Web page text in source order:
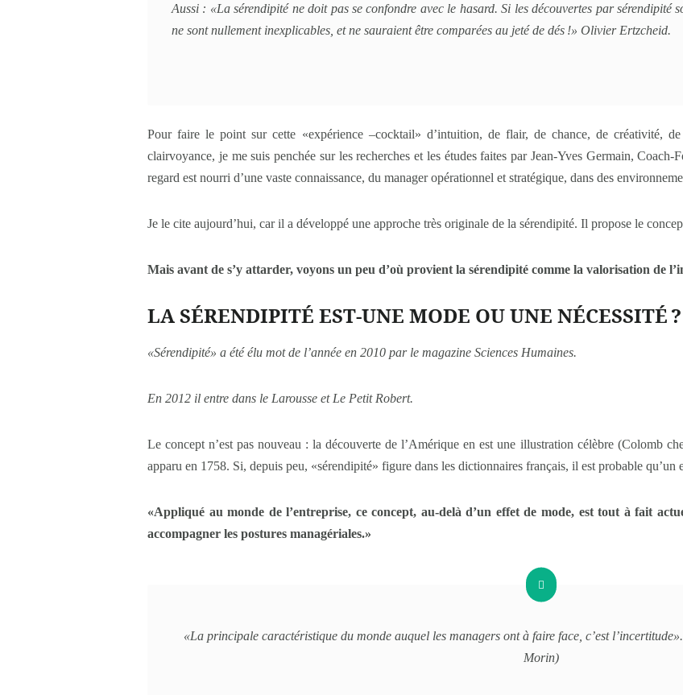
Aussi : «La sérendipité ne doit pas se confondre avec le hasard. Si les découvertes par sérendipité
ne sont nullement inexplicables, et ne sauraient être comparées au jeté de dés !» Olivier Ertzcheid.
Pour faire le point sur cette «expérience –cocktail» d’intuition, de flair, de chance, de créativité,
clairvoyance, je me suis penchée sur les recherches et les études faites par Jean-Yves Germain,
regard est nourri d’une vaste connaissance, du manager opérationnel et stratégique, dans des
Je le cite aujourd’hui, car il a développé une approche très originale de la sérendipité. Il propose le
Mais avant de s’y attarder, voyons un peu d’où provient la sérendipité comme la valorisation de
LA SÉRENDIPITÉ EST-UNE MODE OU UNE NÉCESSITÉ ?
«Sérendipité» a été élu mot de l’année en 2010 par le magazine Sciences Humaines.
En 2012 il entre dans le Larousse et Le Petit Robert.
Le concept n’est pas nouveau : la découverte de l’Amérique en est une illustration célèbre (Colomb
apparu en 1758. Si, depuis peu, «sérendipité» figure dans les dictionnaires français, il est probable qu’un
«Appliqué au monde de l’entreprise, ce concept, au-delà d’un effet de mode, est tout à fait
accompagner les postures managériales.»
«La principale caractéristique du monde auquel les managers ont à faire face, c’est l’incertitude».
Morin)